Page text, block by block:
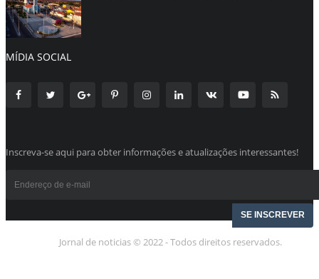
MÍDIA SOCIAL
Inscreva-se aqui para obter informações e atualizações interessantes!
Jornal de noticias © 2022 - Todos direitos reservados.